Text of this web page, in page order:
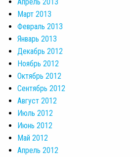
Март 2013
Февраль 2013
Январь 2013
Декабрь 2012
Ноябрь 2012
Октябрь 2012
Сентябрь 2012
Август 2012
Июль 2012
Июнь 2012
Май 2012
Апрель 2012